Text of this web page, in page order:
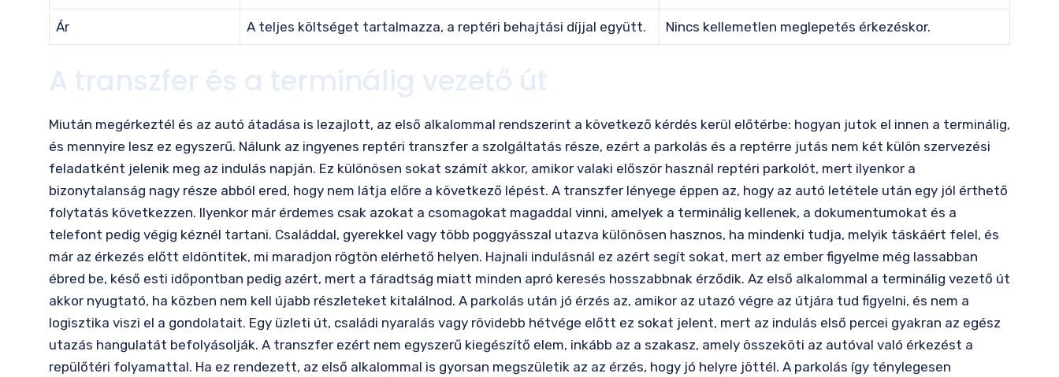
Ár A teljes költséget tartalmazza, a reptéri behajtási díjjal együtt. Nincs kellemetlen meglepetés érkezéskor.
A transzfer és a terminálig vezető út
Miután megérkeztél és az autó átadása is lezajlott, az első alkalommal rendszerint a következő kérdés kerül előtérbe: hogyan jutok el innen a terminálig,
és mennyire lesz ez egyszerű. Nálunk az ingyenes reptéri transzfer a szolgáltatás része, ezért a parkolás és a reptérre jutás nem két külön szervezési
feladatként jelenik meg az indulás napján. Ez különösen sokat számít akkor, amikor valaki először használ reptéri parkolót, mert ilyenkor a
bizonytalanság nagy része abból ered, hogy nem látja előre a következő lépést. A transzfer lényege éppen az, hogy az autó letétele után egy jól érthető
folytatás következzen. Ilyenkor már érdemes csak azokat a csomagokat magaddal vinni, amelyek a terminálig kellenek, a dokumentumokat és a
telefont pedig végig kéznél tartani. Családdal, gyerekkel vagy több poggyásszal utazva különösen hasznos, ha mindenki tudja, melyik táskáért felel, és
már az érkezés előtt eldöntitek, mi maradjon rögtön elérhető helyen. Hajnali indulásnál ez azért segít sokat, mert az ember figyelme még lassabban
ébred be, késő esti időpontban pedig azért, mert a fáradtság miatt minden apró keresés hosszabbnak érződik. Az első alkalommal a terminálig vezető út
akkor nyugtató, ha közben nem kell újabb részleteket kitalálnod. A parkolás után jó érzés az, amikor az utazó végre az útjára tud figyelni, és nem a
logisztika viszi el a gondolatait. Egy üzleti út, családi nyaralás vagy rövidebb hétvége előtt ez sokat jelent, mert az indulás első percei gyakran az egész
utazás hangulatát befolyásolják. A transzfer ezért nem egyszerű kiegészítő elem, inkább az a szakasz, amely összeköti az autóval való érkezést a
repülőtéri folyamattal. Ha ez rendezett, az első alkalommal is gyorsan megszületik az az érzés, hogy jó helyre jöttél. A parkolás így ténylegesen